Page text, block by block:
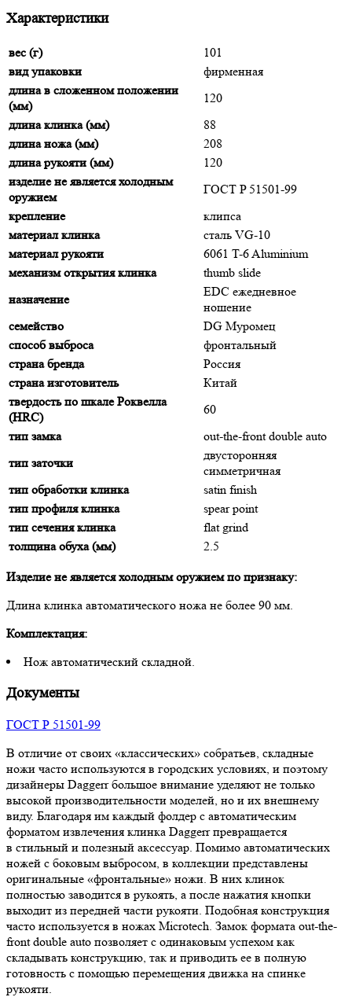
Характеристики
вес (г)
101
вид упаковки
фирменная
длина в сложенном положении
(мм)
120
длина клинка (мм)
88
длина ножа (мм)
208
длина рукояти (мм)
120
изделие не является холодным
оружием
ГОСТ P 51501-99
крепление
клипса
материал клинка
сталь VG-10
материал рукояти
6061 T-6 Aluminium
механизм открытия клинка
thumb slide
назначение
EDC ежедневное
ношение
семейство
DG Муромец
способ выброса
фронтальный
страна бренда
Россия
страна изготовитель
Китай
твердость по шкале Роквелла
(HRC)
60
тип замка
out-the-front double auto
тип заточки
двусторонняя
симметричная
тип обработки клинка
satin finish
тип профиля клинка
spear point
тип сечения клинка
flat grind
толщина обуха (мм)
2.5
Изделие не является холодным оружием по признаку:
Длина клинка автоматического ножа не более 90 мм.
Комплектация:
Нож автоматический складной.
Документы
ГОСТ Р 51501-99
В отличие от своих «классических» собратьев, складные
ножи часто используются в городских условиях, и поэтому
дизайнеры Daggerr большое внимание уделяют не только
высокой производительности моделей, но и их внешнему
виду. Благодаря им каждый фолдер с автоматическим
форматом извлечения клинка Daggerr превращается
в стильный и полезный аксессуар. Помимо автоматических
ножей с боковым выбросом, в коллекции представлены
оригинальные «фронтальные» ножи. В них клинок
полностью заводится в рукоять, а после нажатия кнопки
выходит из передней части рукояти. Подобная конструкция
часто используется в ножах Microtech. Замок формата out-the-
front double auto позволяет с одинаковым успехом как
складывать конструкцию, так и приводить ее в полную
готовность с помощью перемещения движка на спинке
рукояти.